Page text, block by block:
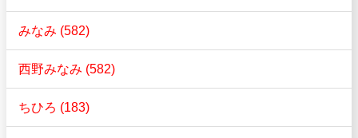
みなみ (582)
西野みなみ (582)
ちひろ (183)